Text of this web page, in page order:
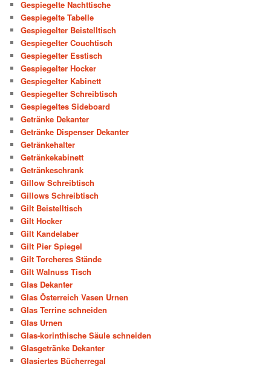
Gespiegelte Nachttische
Gespiegelte Tabelle
Gespiegelter Beistelltisch
Gespiegelter Couchtisch
Gespiegelter Esstisch
Gespiegelter Hocker
Gespiegelter Kabinett
Gespiegelter Schreibtisch
Gespiegeltes Sideboard
Getränke Dekanter
Getränke Dispenser Dekanter
Getränkehalter
Getränkekabinett
Getränkeschrank
Gillow Schreibtisch
Gillows Schreibtisch
Gilt Beistelltisch
Gilt Hocker
Gilt Kandelaber
Gilt Pier Spiegel
Gilt Torcheres Stände
Gilt Walnuss Tisch
Glas Dekanter
Glas Österreich Vasen Urnen
Glas Terrine schneiden
Glas Urnen
Glas-korinthische Säule schneiden
Glasgetränke Dekanter
Glasiertes Bücherregal